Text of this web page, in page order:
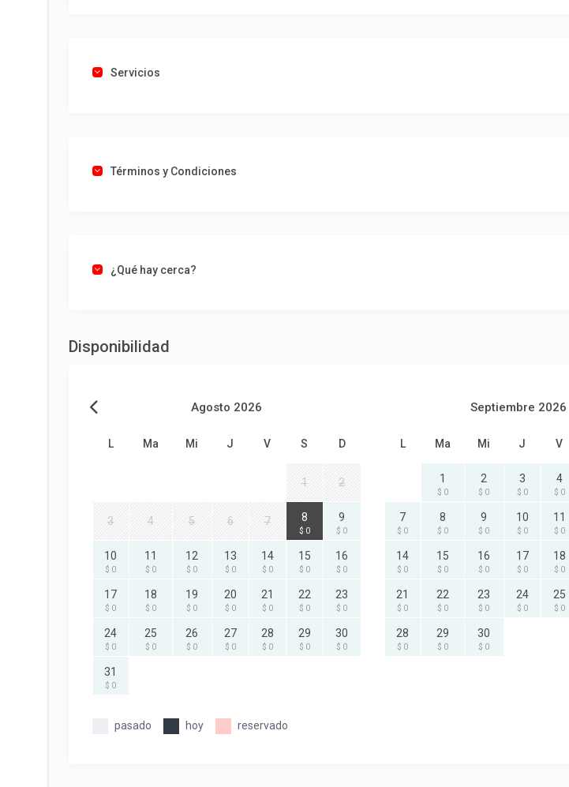
Servicios
Términos y Condiciones
¿Qué hay cerca?
Disponibilidad
Agosto 2026
L Ma Mi J V S D
1 2
3 4 5 6 7 8
$ 0
9
$ 0
10
$ 0
11
$ 0
12
$ 0
13
$ 0
14
$ 0
15
$ 0
16
$ 0
17
$ 0
18
$ 0
19
$ 0
20
$ 0
21
$ 0
22
$ 0
23
$ 0
24
$ 0
25
$ 0
26
$ 0
27
$ 0
28
$ 0
29
$ 0
30
$ 0
31
$ 0
Septiembre 2026
L Ma Mi J V
1
$ 0
2
$ 0
3
$ 0
4
$ 0
7
$ 0
8
$ 0
9
$ 0
10
$ 0
11
$ 0
14
$ 0
15
$ 0
16
$ 0
17
$ 0
18
$ 0
21
$ 0
22
$ 0
23
$ 0
24
$ 0
25
$ 0
28
$ 0
29
$ 0
30
$ 0
pasado hoy reservado